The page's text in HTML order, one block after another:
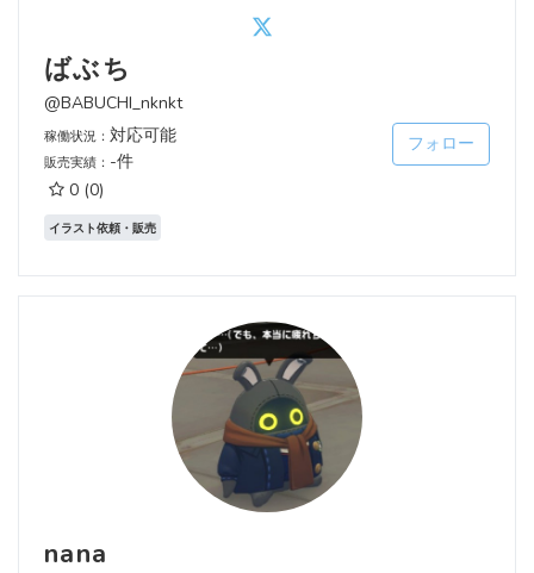
ばぶち
@BABUCHI_nknkt
稼働状況： 対応可能
販売実績： -件
0 (0)
フォロー
イラスト依頼・販売
nana